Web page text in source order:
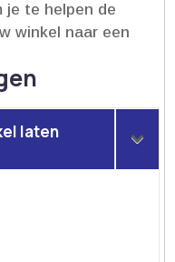
je te helpen de
winkel naar een
laten